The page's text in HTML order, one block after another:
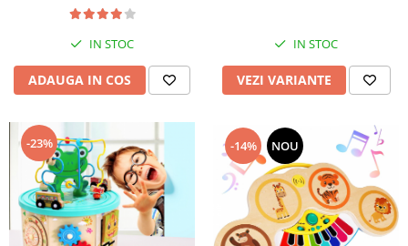
IN STOC
ADAUGA IN COS
IN STOC
VEZI VARIANTE
-23% -14% NOU